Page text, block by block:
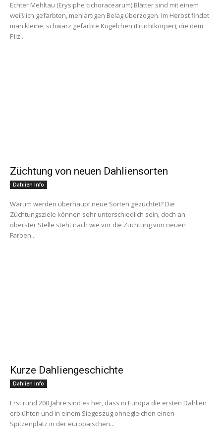
Echter Mehltau (Erysiphe cichoracearum) Blätter sind mit einem
weißlich gefärbten, mehlartigen Belag überzogen. Im Herbst findet
man kleine, schwarz gefärbte Kügelchen (Fruchtkörper), die dem
Pilz...
Züchtung von neuen Dahliensorten
Dahlien Info
Warum werden überhaupt neue Sorten gezüchtet? Die
Züchtungsziele können sehr unterschiedlich sein, doch an
oberster Stelle steht nach wie vor die Züchtung von neuen
Farben...
Kurze Dahliengeschichte
Dahlien Info
Erst rund 200 Jahre sind es her, dass in Europa die ersten Dahlien
erblühten und in einem Siegeszug ohnegleichen einen
Spitzenplatz in der europäischen...